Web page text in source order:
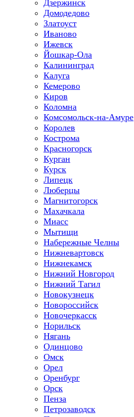
Дзержинск
Домодедово
Златоуст
Иваново
Ижевск
Йошкар-Ола
Калининград
Калуга
Кемерово
Киров
Коломна
Комсомольск-на-Амуре
Королев
Кострома
Красногорск
Курган
Курск
Липецк
Люберцы
Магнитогорск
Махачкала
Миасс
Мытищи
Набережные Челны
Нижневартовск
Нижнекамск
Нижний Новгород
Нижний Тагил
Новокузнецк
Новороссийск
Новочеркасск
Норильск
Нягань
Одинцово
Омск
Орел
Оренбург
Орск
Пенза
Петрозаводск